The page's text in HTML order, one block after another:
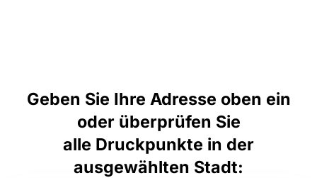
Geben Sie Ihre Adresse oben ein
oder überprüfen Sie
alle Druckpunkte in der
ausgewählten Stadt: